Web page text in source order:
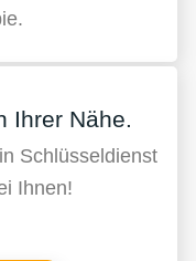
Ihrer Nähe.
Schlüsseldienst
Ihnen!